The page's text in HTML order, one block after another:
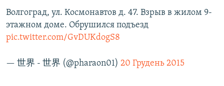
ELIFBE
УКРАИНСКАЯ ПРОБЛЕМА КРЫМА
Все сайты RFE/RL
Волгоград, ул. Космонавтов д. 47. Взрыв в жилом 9-
этажном доме. Обрушился подъезд
pic.twitter.com/GvDUKdogS8
— 世界 - 世界 (@pharaon01) 20 Грудень 2015